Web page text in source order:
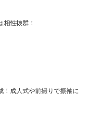
相性抜群！
！成人式や前撮りで振袖に